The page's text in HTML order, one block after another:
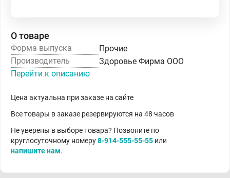
О товаре
Форма выпуска
Прочие
Производитель
Здоровье Фирма ООО
Перейти к описанию
Цена актуальна при заказе на сайте
Все товары в заказе резервируются на 48 часов
Не уверены в выборе товара? Позвоните по
круглосуточному номеру8-914-555-55-55 или
напишите нам.